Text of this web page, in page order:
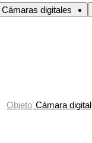
Cámaras digitales
Objeto Cámara digital